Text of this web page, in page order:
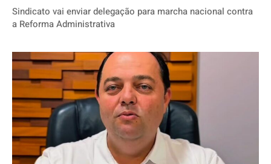
Sindicato vai enviar delegação para marcha nacional contra
a Reforma Administrativa